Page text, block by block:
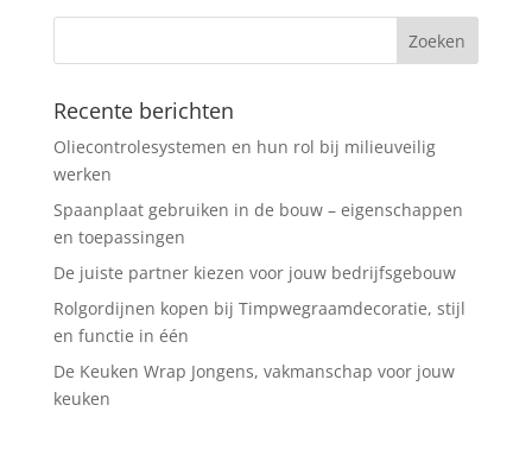
Recente berichten
Oliecontrolesystemen en hun rol bij milieuveilig
werken
Spaanplaat gebruiken in de bouw – eigenschappen
en toepassingen
De juiste partner kiezen voor jouw bedrijfsgebouw
Rolgordijnen kopen bij Timpwegraamdecoratie, stijl
en functie in één
De Keuken Wrap Jongens, vakmanschap voor jouw
keuken